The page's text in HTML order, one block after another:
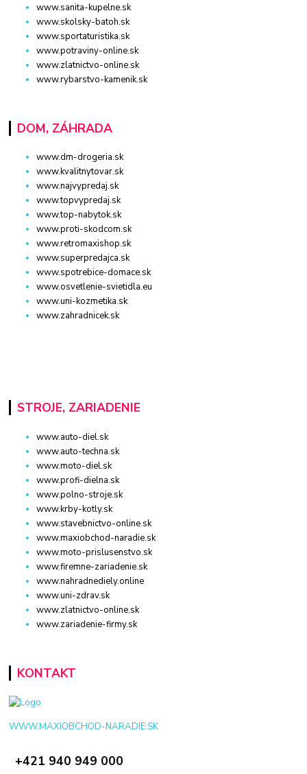
www.sanita-kupelne.sk
www.skolsky-batoh.sk
www.sportaturistika.sk
www.potraviny-online.sk
www.zlatnictvo-online.sk
www.rybarstvo-kamenik.sk
DOM, ZÁHRADA
www.dm-drogeria.sk
www.kvalitnytovar.sk
www.najvypredaj.sk
www.topvypredaj.sk
www.top-nabytok.sk
www.proti-skodcom.sk
www.retromaxishop.sk
www.superpredajca.sk
www.spotrebice-domace.sk
www.osvetlenie-svietidla.eu
www.uni-kozmetika.sk
www.zahradnicek.sk
STROJE, ZARIADENIE
www.auto-diel.sk
www.auto-techna.sk
www.moto-diel.sk
www.profi-dielna.sk
www.polno-stroje.sk
www.krby-kotly.sk
www.stavebnictvo-online.sk
www.maxiobchod-naradie.sk
www.moto-prislusenstvo.sk
www.firemne-zariadenie.sk
www.nahradnediely.online
www.uni-zdrav.sk
www.zlatnictvo-online.sk
www.zariadenie-firmy.sk
KONTAKT
WWW.MAXIOBCHOD-NARADIE.SK
+421 940 949 000